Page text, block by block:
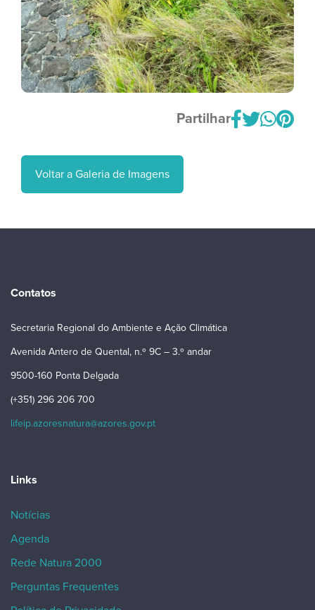
Partilhar
Voltar a Galeria de Imagens
Contatos
Secretaria Regional do Ambiente e Ação Climática
Avenida Antero de Quental, n.º 9C – 3.º andar
9500-160 Ponta Delgada
(+351) 296 206 700
lifeip.azoresnatura@azores.gov.pt
Links
Notícias
Agenda
Rede Natura 2000
Perguntas Frequentes